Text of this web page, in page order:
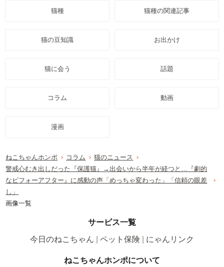
猫種 猫種の関連記事
猫の豆知識 お出かけ
猫に会う 話題
コラム 動画
漫画
ねこちゃんホンポ コラム
猫のニュース
警戒心むき出しだった『保護猫』→出会いから半年が経つと…『劇的
なビフォーアフター』に感動の声「めっちゃ変わった」「信頼の眼差
し」
画像一覧
サービス一覧
今日のねこちゃん
ペット保険 にゃんリンク
ねこちゃんホンポについて